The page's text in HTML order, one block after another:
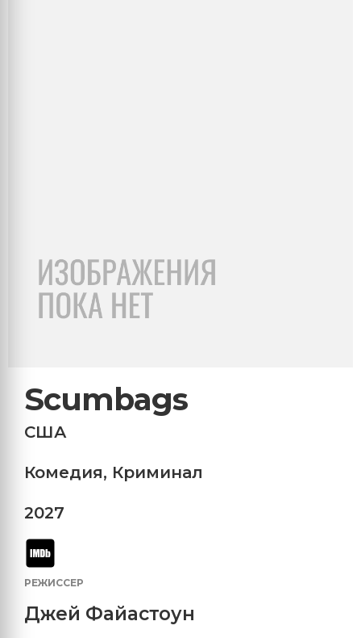
Scumbags
США
Комедия, Криминал
2027
РЕЖИССЕР
Джей Файастоун